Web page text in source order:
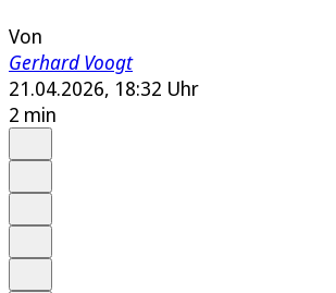
Von
Gerhard Voogt
21.04.2026, 18:32 Uhr
2 min